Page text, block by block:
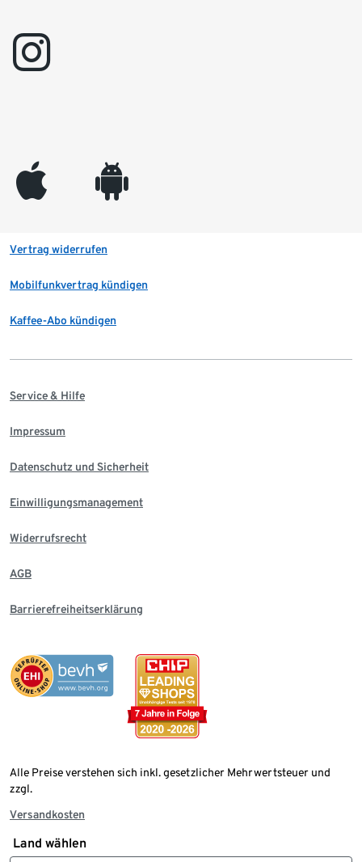
instagram
appleinc android
Vertrag widerrufen
Mobilfunkvertrag kündigen
Kaffee-Abo kündigen
Service & Hilfe
Impressum
Datenschutz und Sicherheit
Einwilligungsmanagement
Widerrufsrecht
AGB
Barrierefreiheitserklärung
Alle Preise verstehen sich inkl. gesetzlicher Mehrwertsteuer und
zzgl.
Versandkosten
Land wählen